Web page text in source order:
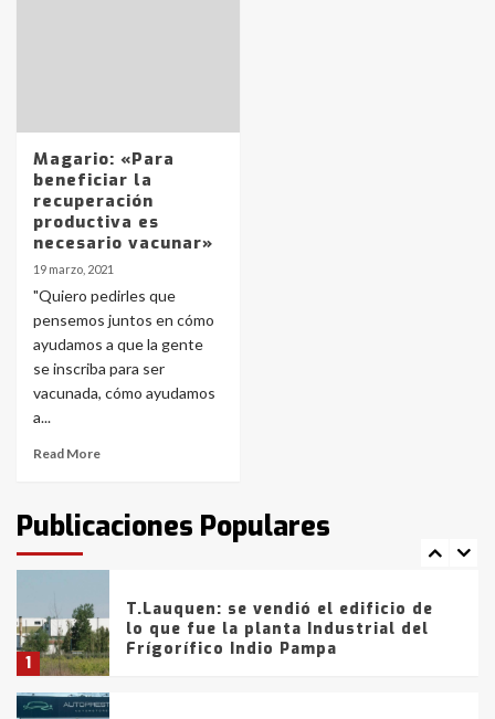
Magario: «Para
beneficiar la
recuperación
productiva es
necesario vacunar»
19 marzo, 2021
"Quiero pedirles que
pensemos juntos en cómo
ayudamos a que la gente
se inscriba para ser
vacunada, cómo ayudamos
a...
Read More
Publicaciones Populares
4
Accidente en Ruta 5: falleció un
joven de Trenque Lauquen
5
Los precios de los combustibles en
6
La Bolsa de Cereales de Bahía
Blanca anticipa que Agosto vendrá
con lluvias y heladas, en gran parte
fueron detenidos por
comercialización de drogas en la
tarde del sábado
1
T.Lauquen: se vendió el edificio de
lo que fue la planta Industrial del
Frígorífico Indio Pampa